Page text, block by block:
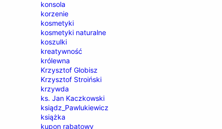
konsola
korzenie
kosmetyki
kosmetyki naturalne
koszulki
kreatywność
królewna
Krzysztof Globisz
Krzysztof Stroiński
krzywda
ks. Jan Kaczkowski
ksiądz_Pawlukiewicz
książka
kupon rabatowy